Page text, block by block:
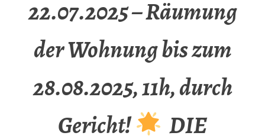
22.07.2025 – Räumung
der Wohnung bis zum
28.08.2025, 11h, durch
Gericht!
DIE